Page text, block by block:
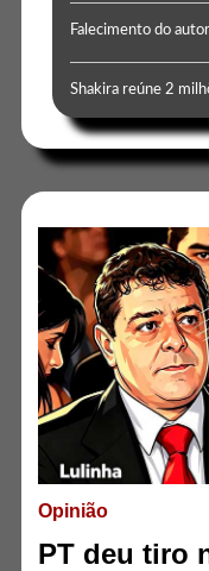
Falecimento do
Shakira reúne 2
Opinião
PT deu tiro